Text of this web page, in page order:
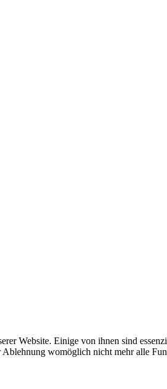
Website. Einige von ihnen sind
Ablehnung womöglich nicht mehr alle